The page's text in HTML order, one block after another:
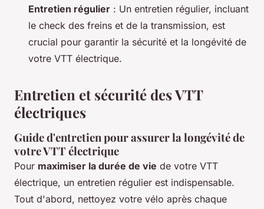
Entretien régulier : Un entretien régulier, incluant
le check des freins et de la transmission, est
crucial pour garantir la sécurité et la longévité de
votre VTT électrique.
Entretien et sécurité des VTT
électriques
Guide d'entretien pour assurer la longévité de
votre VTT électrique
Pour maximiser la durée de vie de votre VTT
électrique, un entretien régulier est indispensable.
Tout d'abord, nettoyez votre vélo après chaque